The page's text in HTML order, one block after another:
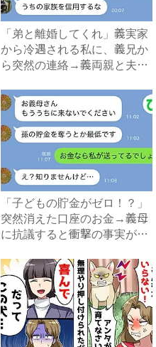
「弟と離婚してくれ」義実家
から冷遇される私に、義兄か
ら突然の連絡→義両親と夫が
「子どもの貯金がゼロ！？」
突然消えた口座のお金→義母
に抗議すると衝撃の事実が判